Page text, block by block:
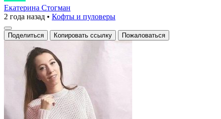
и
уют
в
каждом
стежке»
Екатерина Стогман
2 года назад • Кофты и пуловеры
Поделиться Копировать ссылку Пожаловаться